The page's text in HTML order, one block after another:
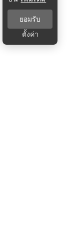
ยอมรับ
ตั้งค่า